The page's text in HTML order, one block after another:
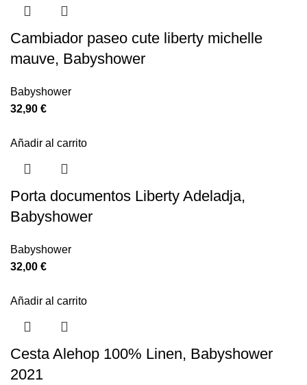
Cambiador paseo cute liberty michelle
mauve, Babyshower
Babyshower
32,90 €
Añadir al carrito
Porta documentos Liberty Adeladja,
Babyshower
Babyshower
32,00 €
Añadir al carrito
Cesta Alehop 100% Linen, Babyshower
2021